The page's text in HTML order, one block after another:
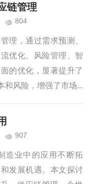
链管理
804
理，通过需求预测、
优化、风险管理、智
的优化，显著提升了
和风险，增强了市场...
907
造业中的应用不断拓
发展机遇。本文探讨